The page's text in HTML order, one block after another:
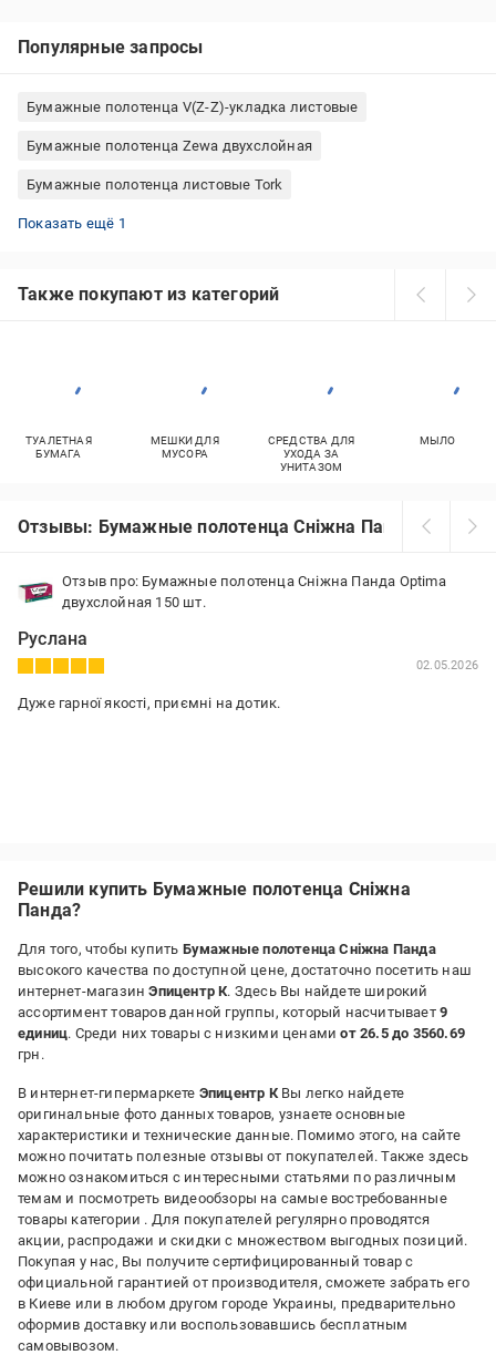
Популярные запросы
Бумажные полотенца V(Z-Z)-укладка листовые
Бумажные полотенца Zewa двухслойная
Бумажные полотенца листовые Tork
Листовые бумажные полотенца Кохавинка
Показать ещё 1
Также покупают из категорий
ТУАЛЕТНАЯ
БУМАГА
МЕШКИ ДЛЯ
МУСОРА
СРЕДСТВА ДЛЯ
УХОДА ЗА
УНИТАЗОМ
МЫЛО
Отзывы: Бумажные полотенца Сніжна Панда
Отзыв про: Бумажные полотенца Сніжна Панда Optima
двухслойная 150 шт.
Руслана
02.05.2026
Дуже гарної якості, приємні на дотик.
Решили купить Бумажные полотенца Сніжна
Панда?
Для того, чтобы купить Бумажные полотенца Сніжна Панда
высокого качества по доступной цене, достаточно посетить наш
интернет-магазинЭпицентр К. Здесь Вы найдете широкий
ассортимент товаров данной группы, который насчитывает9
единиц. Среди них товары с низкими ценамиот 26.5 до 3560.69
грн.
В интернет-гипермаркете Эпицентр КВы легко найдете
оригинальные фото данных товаров, узнаете основные
характеристики и технические данные. Помимо этого, на сайте
можно почитать полезные отзывы от покупателей. Также здесь
можно ознакомиться с интересными статьями по различным
темам и посмотреть видеообзоры на самые востребованные
товары категории . Для покупателей регулярно проводятся
акции, распродажи и скидки с множеством выгодных позиций.
Покупая у нас, Вы получите сертифицированный товар с
официальной гарантией от производителя, сможете забрать его
в Киеве или в любом другом городе Украины, предварительно
оформив доставку или воспользовавшись бесплатным
самовывозом.